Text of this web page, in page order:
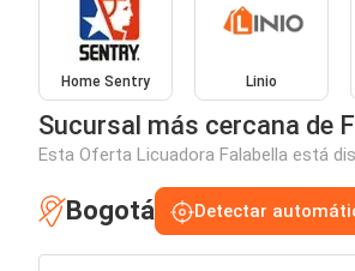
Home Sentry Linio
Sucursal más cercana de
Esta Oferta Licuadora Falabella está
Bogotá Detectar